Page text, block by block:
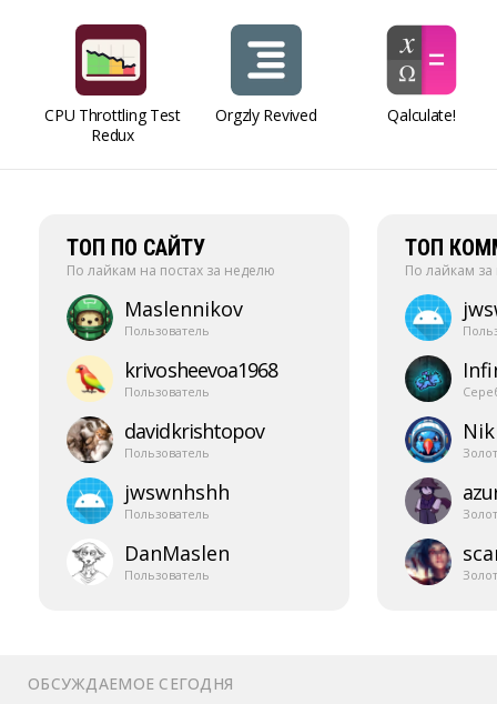
CPU Throttling Test
Redux
Orgzly Revived Qalculate!
ТОП ПО САЙТУ
По лайкам на постах за неделю
Maslennikov
Пользователь
krivosheevoa1968
Пользователь
davidkrishtopov
Пользователь
jwswnhshh
Пользователь
DanMaslen
Пользователь
ТОП
По лайкам
ОБСУЖДАЕМОЕ СЕГОДНЯ